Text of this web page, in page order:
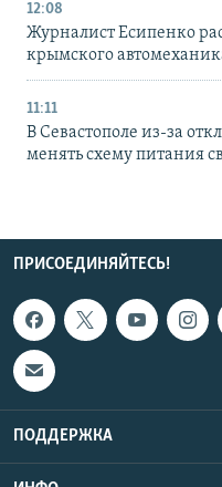
12:08
Журналист Есипенко
крымского
11:11
В Севастополе из-за
менять схему питания
ПРИСОЕДИНЯЙТЕСЬ!
ПОДДЕРЖКА